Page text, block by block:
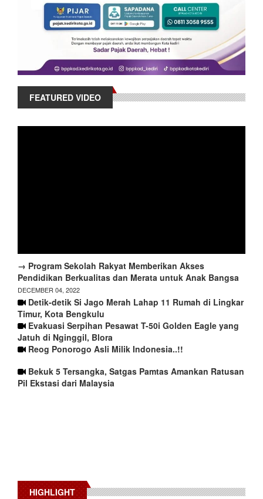
FEATURED VIDEO
→ Program Sekolah Rakyat Memberikan Akses
Pendidikan Berkualitas dan Merata untuk Anak Bangsa
DECEMBER 04, 2022
Detik-detik Si Jago Merah Lahap 11 Rumah di Lingkar
Timur, Kota Bengkulu
Evakuasi Serpihan Pesawat T-50i Golden Eagle yang
Jatuh di Nginggil, Blora
Reog Ponorogo Asli Milik Indonesia..!!
Bekuk 5 Tersangka, Satgas Pamtas Amankan Ratusan
Pil Ekstasi dari Malaysia
HIGHLIGHT